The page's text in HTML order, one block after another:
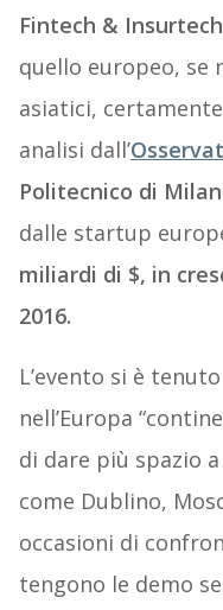
Fintech & Insurtech
quello europeo, se
asiatici,
analisi dall’
Politecnico di
dalle startup
miliardi di $, in
2016.
L’evento si è
nell’Europa
di dare più spazio
come Dublino,
occasioni di
tengono le demo